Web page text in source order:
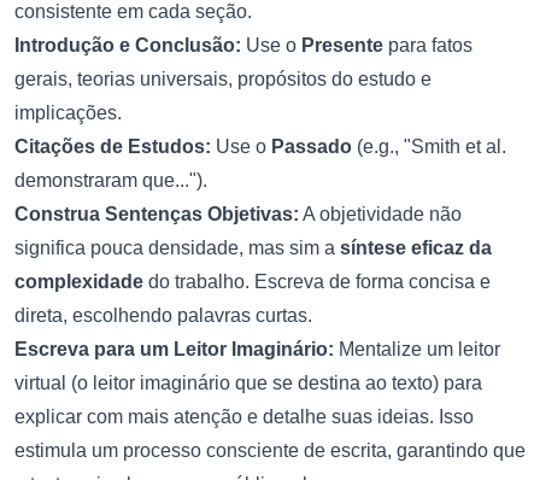
consistente em cada seção.
Introdução e Conclusão: Use o Presente para fatos
gerais, teorias universais, propósitos do estudo e
implicações.
Citações de Estudos: Use o Passado (e.g., "Smith et al.
demonstraram que...").
Construa Sentenças Objetivas: A objetividade não
significa pouca densidade, mas sim a síntese eficaz da
complexidade do trabalho. Escreva de forma concisa e
direta, escolhendo palavras curtas.
Escreva para um Leitor Imaginário: Mentalize um leitor
virtual (o leitor imaginário que se destina ao texto) para
explicar com mais atenção e detalhe suas ideias. Isso
estimula um processo consciente de escrita, garantindo que